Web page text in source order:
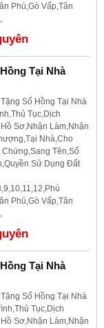
Phú,Gò Vấp,Tân
Tại Nhà
Sổ Hồng Tại Nhà
Tục,Dịch
Sơ,Nhận Làm,Nhận
Nhà,Cho
Tên,Sổ
Sử Dụng Đất
Phú,Gò Vấp,Tân
Tại Nhà
Sổ Hồng Tại Nhà
Tục,Dịch
Sơ,Nhận Làm,Nhận